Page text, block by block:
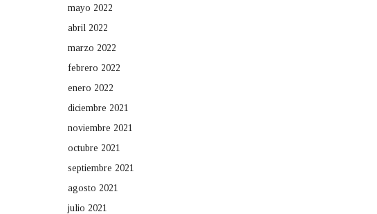
mayo 2022
abril 2022
marzo 2022
febrero 2022
enero 2022
diciembre 2021
noviembre 2021
octubre 2021
septiembre 2021
agosto 2021
julio 2021